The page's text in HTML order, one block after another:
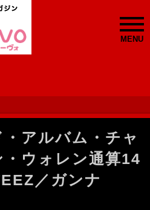
MENU
・アルバム・チャ
ウォレン通算14
／ガンナ